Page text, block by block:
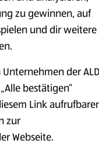
zu gewinnen, auf
und dir weitere
der
bestätigen“
Link
zur
Webseite.